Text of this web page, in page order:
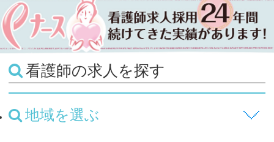
看護師の求人を探す
地域を選ぶ